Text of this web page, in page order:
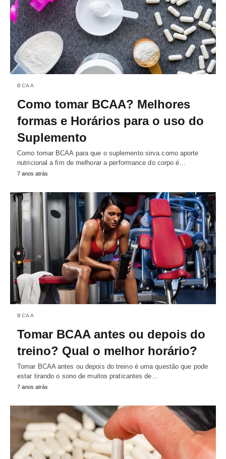
BCAA
Como tomar BCAA? Melhores
formas e Horários para o uso do
Suplemento
Como tomar BCAA para que o suplemento sirva como aporte
nutricional a fim de melhorar a performance do corpo é…
7 anos atrás
BCAA
Tomar BCAA antes ou depois do
treino? Qual o melhor horário?
Tomar BCAA antes ou depois do treino é uma questão que pode
estar tirando o sono de muitos praticantes de…
7 anos atrás